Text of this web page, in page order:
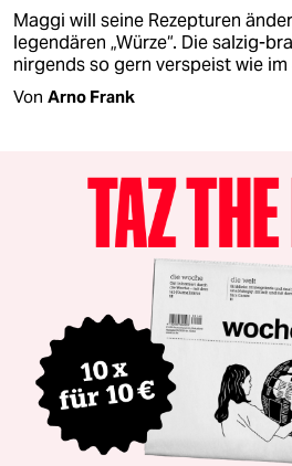
Maggi will seine Rezepturen
legendären „Würze“. Die salzig-
nirgends so gern verspeist wie im
Von Arno Frank